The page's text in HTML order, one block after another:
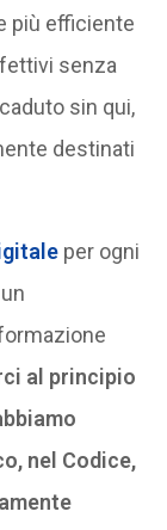
più efficiente
senza
sin qui,
destinati
per ogni
al principio
nel Codice,